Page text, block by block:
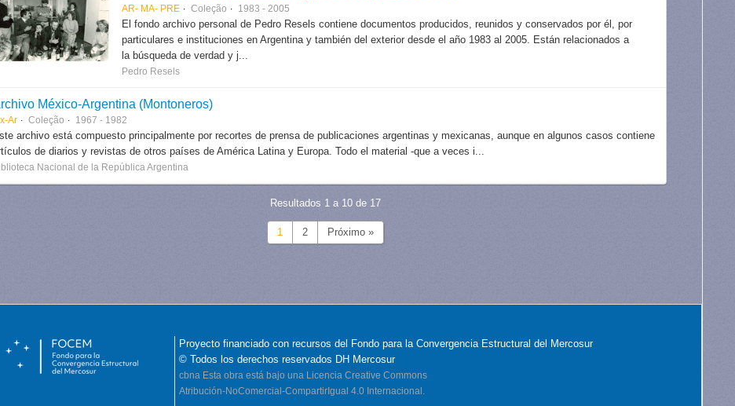
AR- MA- PRE Coleção 1983 - 2005
El fondo archivo personal de Pedro Resels contiene documentos producidos, reunidos y conservados por él, por
particulares e instituciones en Argentina y también del exterior desde el año 1983 al 2005. Están relacionados a
la búsqueda de verdad y j...
Pedro Resels
México-Argentina (Montoneros)
Ar Coleção 1967 - 1982
archivo está compuesto principalmente por recortes de prensa de publicaciones argentinas y mexicanas, aunque en algunos casos contiene
de diarios y revistas de otros países de América Latina y Europa. Todo el material -que a veces i...
Nacional de la República Argentina
Resultados 1 a 10 de 17
1 2 Próximo »
Proyecto financiado con recursos del Fondo para la Convergencia Estructural del Mercosur
© Todos los derechos reservados DH Mercosur
cbna Esta obra está bajo una Licencia Creative Commons
Atribución-NoComercial-CompartirIgual 4.0 Internacional.